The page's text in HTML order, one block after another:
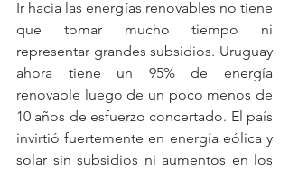
Ir hacia las energías renovables no tiene
que tomar mucho tiempo ni
representar grandes subsidios. Uruguay
ahora tiene un 95% de energía
renovable luego de un poco menos de
10 años de esfuerzo concertado. El país
invirtió fuertemente en energía eólica y
solar sin subsidios ni aumentos en los